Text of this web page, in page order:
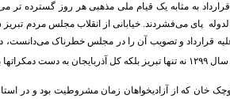
قرارداد به مثابه یک قیام ملی مذهبی هر روز گسترده
را آزادستان نامید.
خان که از آزادیخواهان زمان مشروطیت بود و در